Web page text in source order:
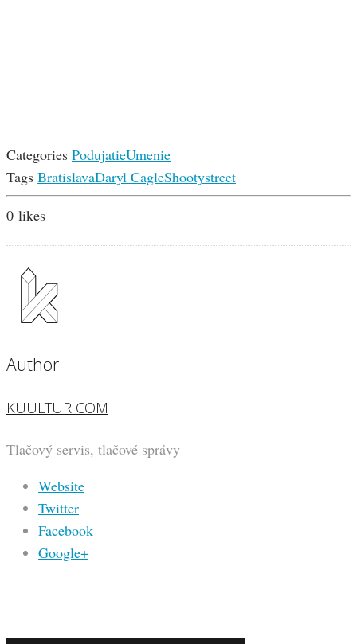
Categories PodujatieUmenie
Tags BratislavaDaryl CagleShootystreet
0 likes
Author
KUULTUR COM
Tlačový servis, tlačové správy
Website
Twitter
Facebook
Google+